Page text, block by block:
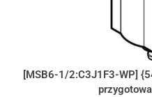
[MSB6-1/2:C3J1F3-WP]